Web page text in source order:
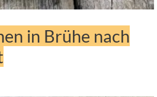
in Brühe nach